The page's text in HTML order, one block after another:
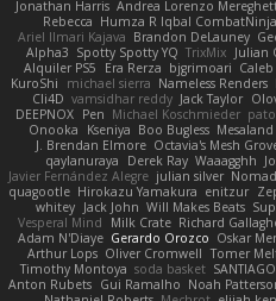
Jonathan Harris Andrea Lorenzo
Rebecca Humza R Iqbal
Ariel Ilmari Kajava Brandon DeLauney
Alpha3 Spotty Spotty YQ TrixMix Julian
Alquiler PS5
Era Rerza bjgrimoari
KuroShi
michael sierra Nameless Renders
Cli4D vamsidhar reddy Jack Taylor
DEEPNOX Pen Michael Koschmieder
Onooka
Kseniya Boo Bugless Mesaland
J. Brendan Elmore Octavia's Mesh
qaylanuraya
Derek Ray Waaagghh
Javier Fernández Alegre julian silver
quagootle Hirokazu Yamakura enitzur
whitey Jack John Will Makes Beats
Vesperal Mind
Milk Crate Richard
Adam N'Diaye Gerardo Orozco Oskar
Arthur Lops Oliver Cromwell Tomer
Timothy Montoya soda basket
Anton Rubets Gui Ramalho Noah